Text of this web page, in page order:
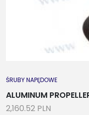
ŚRUBY NAPĘDOWE
ALUMINUM
2,160.52 PLN